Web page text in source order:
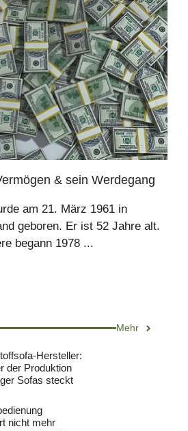
& sein Werdegang
am 21. März 1961 in
geboren. Er ist 52 Jahre alt.
begann 1978 ...
Mehr
Hersteller:
der Produktion
Sofas steckt
nicht mehr